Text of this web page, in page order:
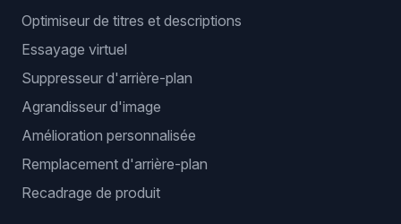
Optimiseur de titres et descriptions
Essayage virtuel
Suppresseur d'arrière-plan
Agrandisseur d'image
Amélioration personnalisée
Remplacement d'arrière-plan
Recadrage de produit